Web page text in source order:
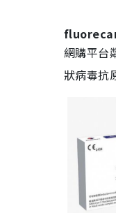
網購平台
狀病毒抗